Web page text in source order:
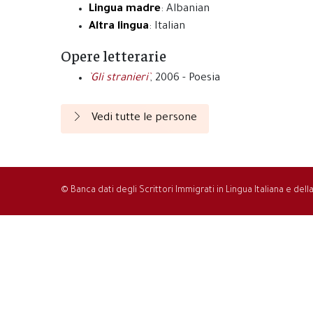
Lingua madre: Albanian
Altra lingua: Italian
Opere letterarie
`Gli stranieri`, 2006 - Poesia
Vedi tutte le persone
© Banca dati degli Scrittori Immigrati in Lingua Italiana e